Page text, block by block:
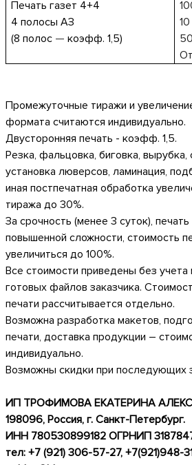
Печать газет 4+4
4 полосы АЗ
(8 полос —коэфф.1,5)
10
50
Промежуточные тиражи и
формата считаются индивидуально.
Двусторонняя печать - коэфф. 1,5.
Резка, фальцовка, биговка, вырубка,
установка люверсов, ламинация,
иная постпечатная обработка
тиража до 30%.
За срочность (менее 3 суток), печать
повышенной сложности, стоимость
увеличиться до 100%.
Все стоимости приведены без учета
готовых файлов заказчика.
печати рассчитывается отдельно.
Возможна разработка макетов,
печати, доставка продукции –
индивидуально.
Возможны скидки при последующих
ИП ТРОФИМОВА EKATEPИHA
198096, Россия, г. Санкт-Петербург.
ИHH 780530899182 ОГРНИП
тел: +7 (921) 306-57-27, +7(921)948-